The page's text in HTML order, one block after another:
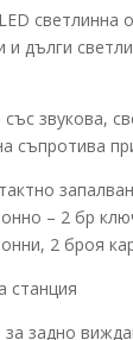
светлинна
и дълги
звукова,
съпротива
– 2 бр
2 броя
станция
задно